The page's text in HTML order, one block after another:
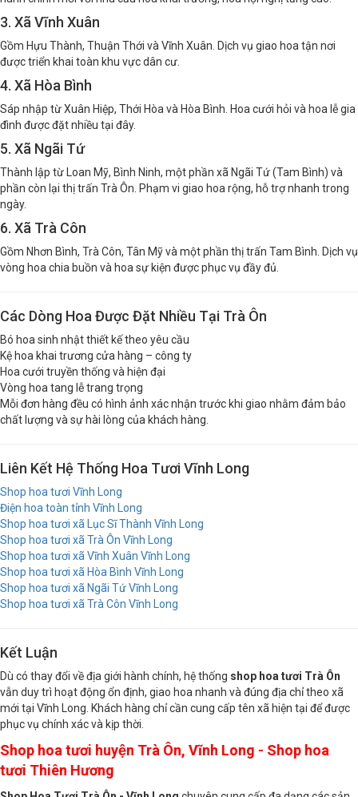
hành chính mới với nhu cầu hoa khai trương, hoa hội nghị tăng cao.
3. Xã Vĩnh Xuân
Gồm Hựu Thành, Thuận Thới và Vĩnh Xuân. Dịch vụ giao hoa tận nơi
được triển khai toàn khu vực dân cư.
4. Xã Hòa Bình
Sáp nhập từ Xuân Hiệp, Thới Hòa và Hòa Bình. Hoa cưới hỏi và hoa lễ gia
đình được đặt nhiều tại đây.
5. Xã Ngãi Tứ
Thành lập từ Loan Mỹ, Bình Ninh, một phần xã Ngãi Tứ (Tam Bình) và
phần còn lại thị trấn Trà Ôn. Phạm vi giao hoa rộng, hỗ trợ nhanh trong
ngày.
6. Xã Trà Côn
Gồm Nhơn Bình, Trà Côn, Tân Mỹ và một phần thị trấn Tam Bình. Dịch vụ
vòng hoa chia buồn và hoa sự kiện được phục vụ đầy đủ.
Các Dòng Hoa Được Đặt Nhiều Tại Trà Ôn
Bó hoa sinh nhật thiết kế theo yêu cầu
Kệ hoa khai trương cửa hàng – công ty
Hoa cưới truyền thống và hiện đại
Vòng hoa tang lễ trang trọng
Mỗi đơn hàng đều có hình ảnh xác nhận trước khi giao nhằm đảm bảo
chất lượng và sự hài lòng của khách hàng.
Liên Kết Hệ Thống Hoa Tươi Vĩnh Long
Shop hoa tươi Vĩnh Long
Điện hoa toàn tỉnh Vĩnh Long
Shop hoa tươi xã Lục Sĩ Thành Vĩnh Long
Shop hoa tươi xã Trà Ôn Vĩnh Long
Shop hoa tươi xã Vĩnh Xuân Vĩnh Long
Shop hoa tươi xã Hòa Bình Vĩnh Long
Shop hoa tươi xã Ngãi Tứ Vĩnh Long
Shop hoa tươi xã Trà Côn Vĩnh Long
Kết Luận
Dù có thay đổi về địa giới hành chính, hệ thống
shop hoa tươi Trà Ôn
vẫn duy trì hoạt động ổn định, giao hoa nhanh và đúng địa chỉ theo xã
mới tại Vĩnh Long. Khách hàng chỉ cần cung cấp tên xã hiện tại để được
phục vụ chính xác và kịp thời.
Shop hoa tươi huyện Trà Ôn, Vĩnh Long - Shop hoa
tươi Thiên Hương